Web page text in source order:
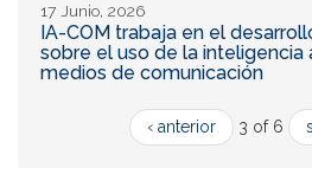
17 Junio, 2026
IA-COM trabaja en el
sobre el uso de la inteligencia
medios de comunicación
‹ anterior 3 of 6